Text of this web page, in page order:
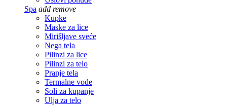
Spa add remove
Kupke
Maske za lice
Mirišljave sveće
Nega tela
Pilinzi za lice
Pilinzi za telo
Pranje tela
Termalne vode
Soli za kupanje
Ulja za telo